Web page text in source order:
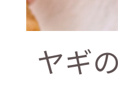
ヤギ